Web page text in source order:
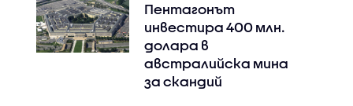
Пентагонът
инвестира 400 млн.
долара в
австралийска мина
за скандий